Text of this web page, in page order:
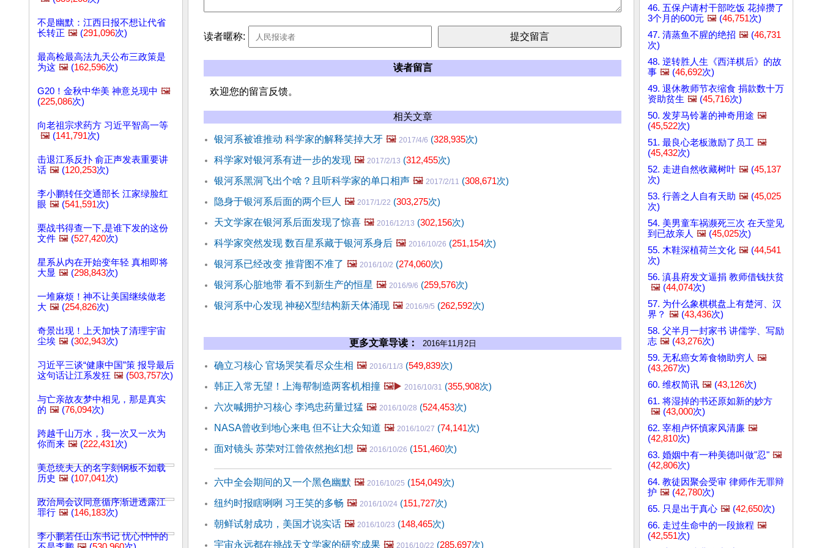
不是幽默：江西日报不想让代省
长转正 🖼️ (291,096次)
最高检最高法九天公布三政策是
为这 🖼️ (162,596次)
G20！金秋中华美 神意兑现中 🖼️
(225,086次)
向老祖宗求药方 习近平智高一等
🖼️ (141,791次)
击退江系反扑 俞正声发表重要讲
话 🖼️ (120,253次)
李小鹏转任交通部长 江家绿脸红
眼 🖼️ (541,591次)
栗战书得查一下,是谁下发的这份
文件 🖼️ (527,420次)
星系从内在开始变年轻 真相即将
大显 🖼️ (298,843次)
一堆麻烦！神不让美国继续做老
大 🖼️ (254,826次)
奇景出现！上天加快了清理宇宙
尘埃 🖼️ (302,943次)
习近平三谈“健康中国”策 报导最后
这句话让江系发狂 🖼️ (503,757次)
与亡亲故友梦中相见，那是真实
的 🖼️ (76,094次)
跨越千山万水，我一次又一次为
你而来 🖼️ (222,431次)
美总统夫人的名字刻钢板不如载
历史 🖼️ (107,041次)
政治局会议同意循序渐进透露江
罪行 🖼️ (146,183次)
李小鹏若任山东书记 忧心忡忡的
读者暱称:
读者留言
欢迎您的留言反馈。
相关文章
银河系被谁推动 科学家的解释笑掉大牙 🖼️ 2017/4/6 (328,935次)
科学家对银河系有进一步的发现 🖼️ 2017/2/13 (312,455次)
银河系黑洞飞出个啥？且听科学家的单口相声 🖼️ 2017/2/11 (308,671次)
隐身于银河系后面的两个巨人 🖼️ 2017/1/22 (303,275次)
天文学家在银河系后面发现了惊喜 🖼️ 2016/12/13 (302,156次)
科学家突然发现 数百星系藏于银河系身后 🖼️ 2016/10/26 (251,154次)
银河系已经改变 推背图不准了 🖼️ 2016/10/2 (274,060次)
银河系心脏地带 看不到新生产的恒星 🖼️ 2016/9/6 (259,576次)
银河系中心发现 神秘X型结构新天体涌现 🖼️ 2016/9/5 (262,592次)
更多文章导读： 2016年11月2日
确立习核心 官场哭笑看尽众生相 🖼️ 2016/11/3 (549,839次)
韩正入常无望！上海帮制造两客机相撞 🖼️▶️ 2016/10/31 (355,908次)
六次喊拥护习核心 李鸿忠药量过猛 🖼️ 2016/10/28 (524,453次)
NASA曾收到地心来电 但不让大众知道 🖼️ 2016/10/27 (74,141次)
面对镜头 苏荣对江曾依然抱幻想 🖼️ 2016/10/26 (151,460次)
六中全会期间的又一个黑色幽默 🖼️ 2016/10/25 (154,049次)
纽约时报瞎咧咧 习王笑的多畅 🖼️ 2016/10/24 (151,727次)
朝鲜试射成功，美国才说实话 🖼️ 2016/10/23 (148,465次)
宇宙永远都在挑战天文学家的研究成果 🖼️ 2016/10/22 (285,697次)
46. 五保户请村干部吃饭 花掉攒了
3个月的600元 🖼️ (46,751次)
47. 清蒸鱼不腥的绝招 🖼️ (46,731
次)
48. 逆转胜人生《西洋棋后》的故
事 🖼️ (46,692次)
49. 退休教师节衣缩食 捐款数十万
资助贫生 🖼️ (45,716次)
50. 发芽马铃薯的神奇用途 🖼️
(45,522次)
51. 最良心老板激励了员工 🖼️
(45,432次)
52. 走进自然收藏树叶 🖼️ (45,137
次)
53. 行善之人自有天助 🖼️ (45,025
次)
54. 美男童车祸濒死三次 在天堂见
到已故亲人 🖼️ (45,025次)
55. 木鞋深植荷兰文化 🖼️ (44,541
次)
56. 滇县府发文逼捐 教师借钱扶贫
🖼️ (44,074次)
57. 为什么象棋棋盘上有楚河、汉
界？ 🖼️ (43,436次)
58. 父半月一封家书 讲儒学、写励
志 🖼️ (43,276次)
59. 无私癌女筹食物助穷人 🖼️
(43,267次)
60. 维权简讯 🖼️ (43,126次)
61. 将湿掉的书还原如新的妙方
🖼️ (43,000次)
62. 宰相卢怀慎家风清廉 🖼️
(42,810次)
63. 婚姻中有一种美德叫做"忍" 🖼️
(42,806次)
64. 教徒因聚会受审 律师作无罪辩
护 🖼️ (42,780次)
65. 只是出于真心 🖼️ (42,650次)
66. 走过生命中的一段旅程 🖼️
(42,551次)